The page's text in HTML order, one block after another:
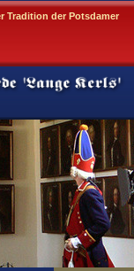
Tradition der Potsdamer